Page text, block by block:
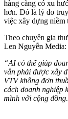
hàng càng có xu
hơn. Đó là lý do
việc xây dựng niềm
Theo chuyên gia
Len Nguyễn Media:
“AI có thể giúp
vẫn phải được xây
VTV không đơn
cách doanh nghiệp
mình với cộng